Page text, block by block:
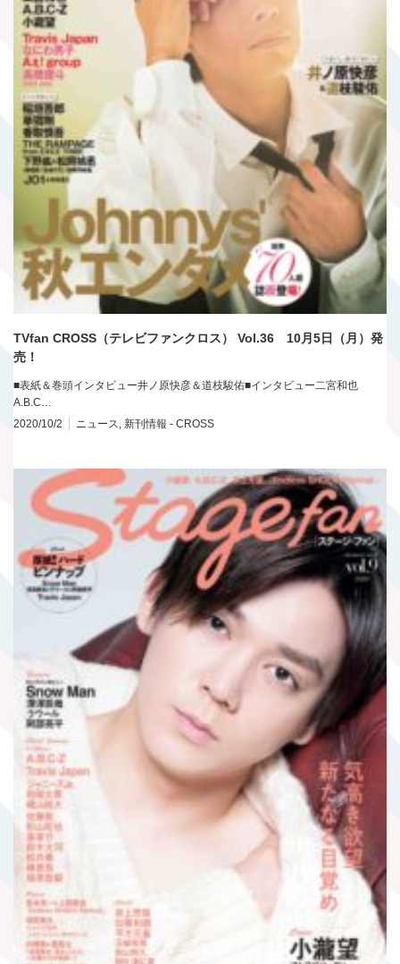
TVfan CROSS（テレビファンクロス） Vol.36 10月5日（月）発
売！
■表紙＆巻頭インタビュー井ノ原快彦＆道枝駿佑■インタビュー二宮和也
A.B.C…
2020/10/2
ニュース, 新刊情報 - CROSS